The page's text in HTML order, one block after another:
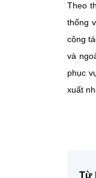
Theo
thống
công
và
phục
xuất
Từ